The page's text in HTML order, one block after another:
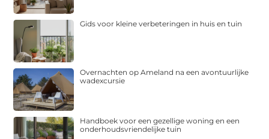
Gids voor kleine verbeteringen in huis en tuin
Overnachten op Ameland na een avontuurlijke
wadexcursie
Handboek voor een gezellige woning en een
onderhoudsvriendelijke tuin